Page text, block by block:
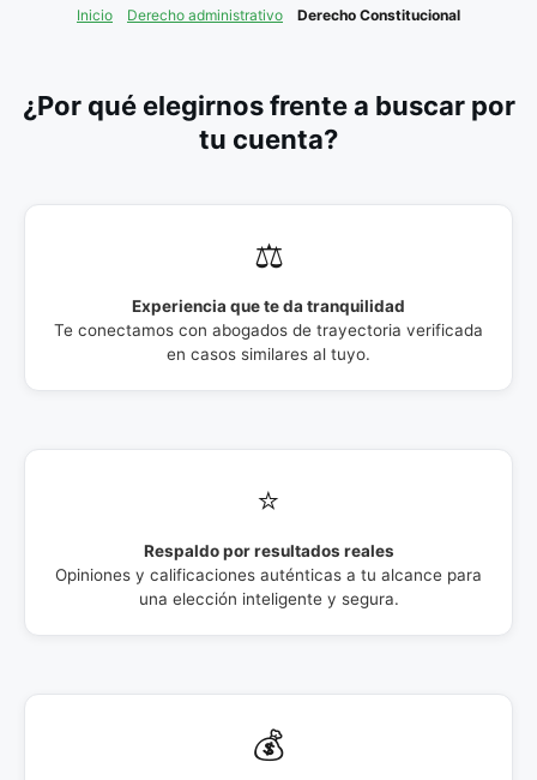
Inicio Derecho administrativo Derecho Constitucional
¿Por qué elegirnos frente a buscar por
tu cuenta?
⚖️
Experiencia que te da tranquilidad
Te conectamos con abogados de trayectoria verificada
en casos similares al tuyo.
⭐
Respaldo por resultados reales
Opiniones y calificaciones auténticas a tu alcance para
una elección inteligente y segura.
💰